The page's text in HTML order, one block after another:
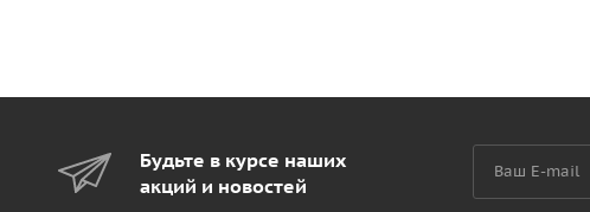
Будьте в курсе наших
акций и новостей